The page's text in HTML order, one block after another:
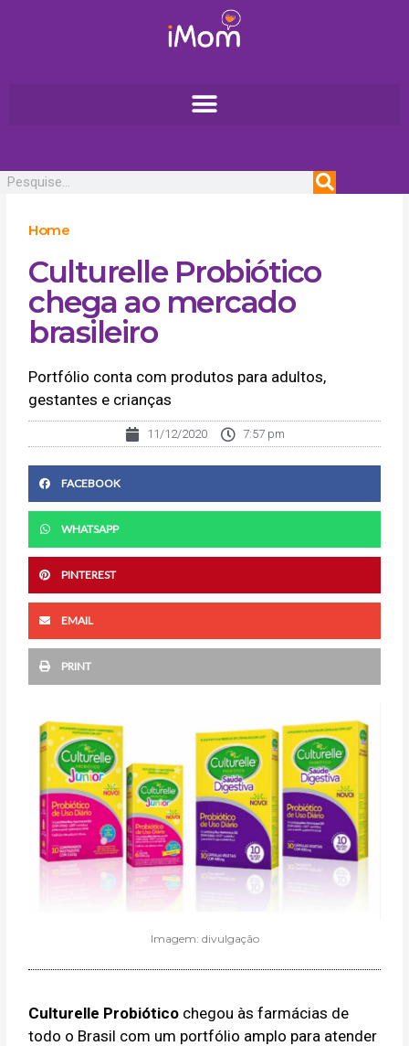
Home
Culturelle Probiótico
chega ao mercado
brasileiro
Portfólio conta com produtos para adultos,
gestantes e crianças
11/12/2020 7:57 pm
FACEBOOK
WHATSAPP
PINTEREST
EMAIL
PRINT
Imagem: divulgação
Culturelle Probiótico chegou às farmácias de
todo o Brasil com um portfólio amplo para atender